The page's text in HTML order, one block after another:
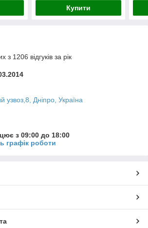
Купити
з 1206 відгуків за рік
узвоз,8, Дніпро, Україна
з 09:00 до 18:00
графік роботи